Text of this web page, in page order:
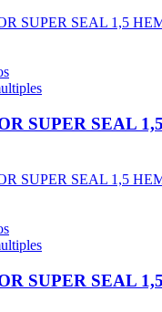
SUPER SEAL
SUPER SEAL